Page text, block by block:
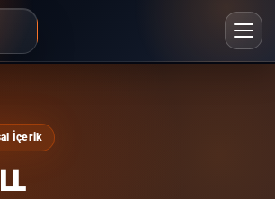
SORULAR
İçerik